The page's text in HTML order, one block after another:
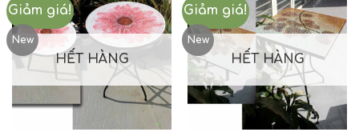
Giảm giá!
New
HẾT HÀNG
Giảm giá!
New
HẾT HÀNG